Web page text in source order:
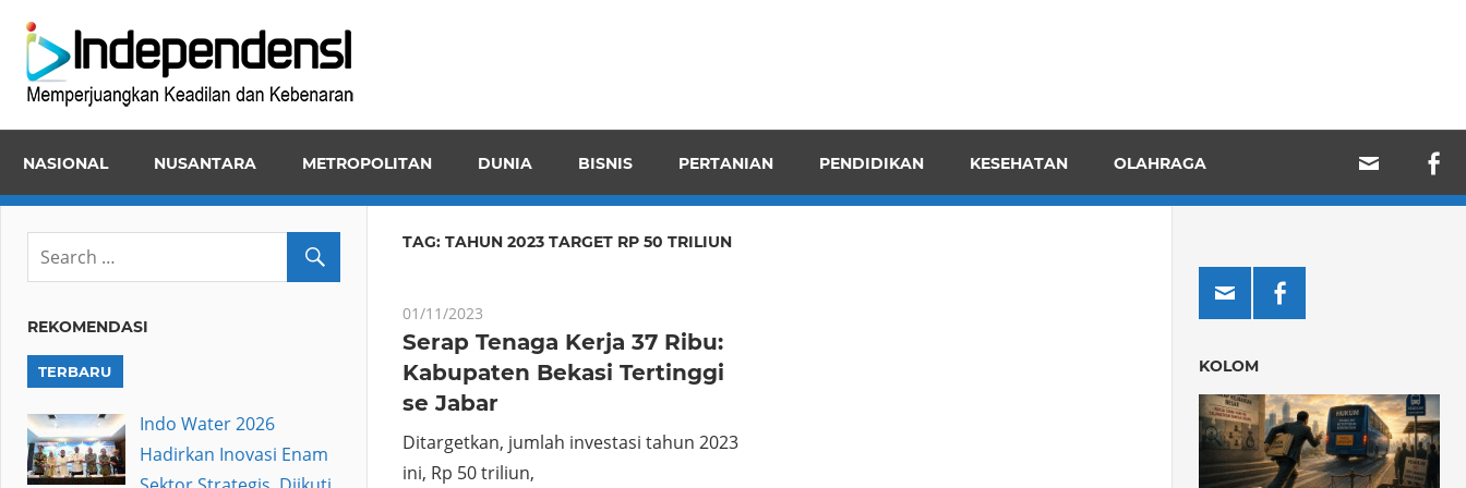
content
dan
NASIONAL NUSANTARA METROPOLITAN DUNIA BISNIS PERTANIAN PENDIDIKAN KESEHATAN OLAHRAGA
TAG: TAHUN 2023 TARGET RP 50 TRILIUN
01/11/2023
Serap Tenaga Kerja 37 Ribu:
Kabupaten Bekasi Tertinggi
se Jabar
Ditargetkan, jumlah investasi tahun 2023
ini, Rp 50 triliun,
REKOMENDASI
TERBARU
Indo Water 2026
Hadirkan Inovasi Enam
KOLOM